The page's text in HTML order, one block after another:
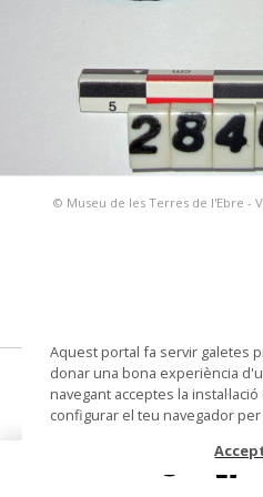
© Museu de les Terres de l'Ebre -
amulet
Datació
Aquest portal fa servir galetes
donar una bona experiència
navegant acceptes la
configurar el teu navegador